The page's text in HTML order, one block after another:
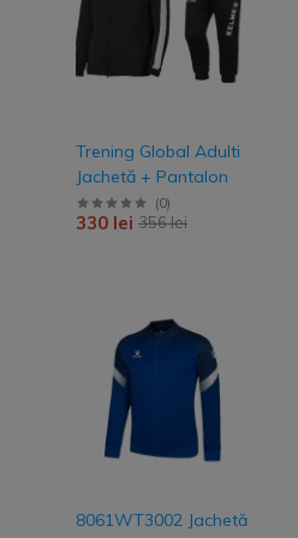
Trening Global Adulti
Jachetă + Pantalon
(0)
356 lei
330 lei
8061WT3002 Jachetă